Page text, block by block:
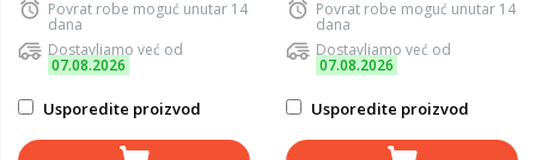
Povrat robe moguć unutar 14
dana
Dostavljamo već od
07.08.2026
Usporedite proizvod
Povrat robe moguć unutar 14
dana
Dostavljamo već od
07.08.2026
Usporedite proizvod